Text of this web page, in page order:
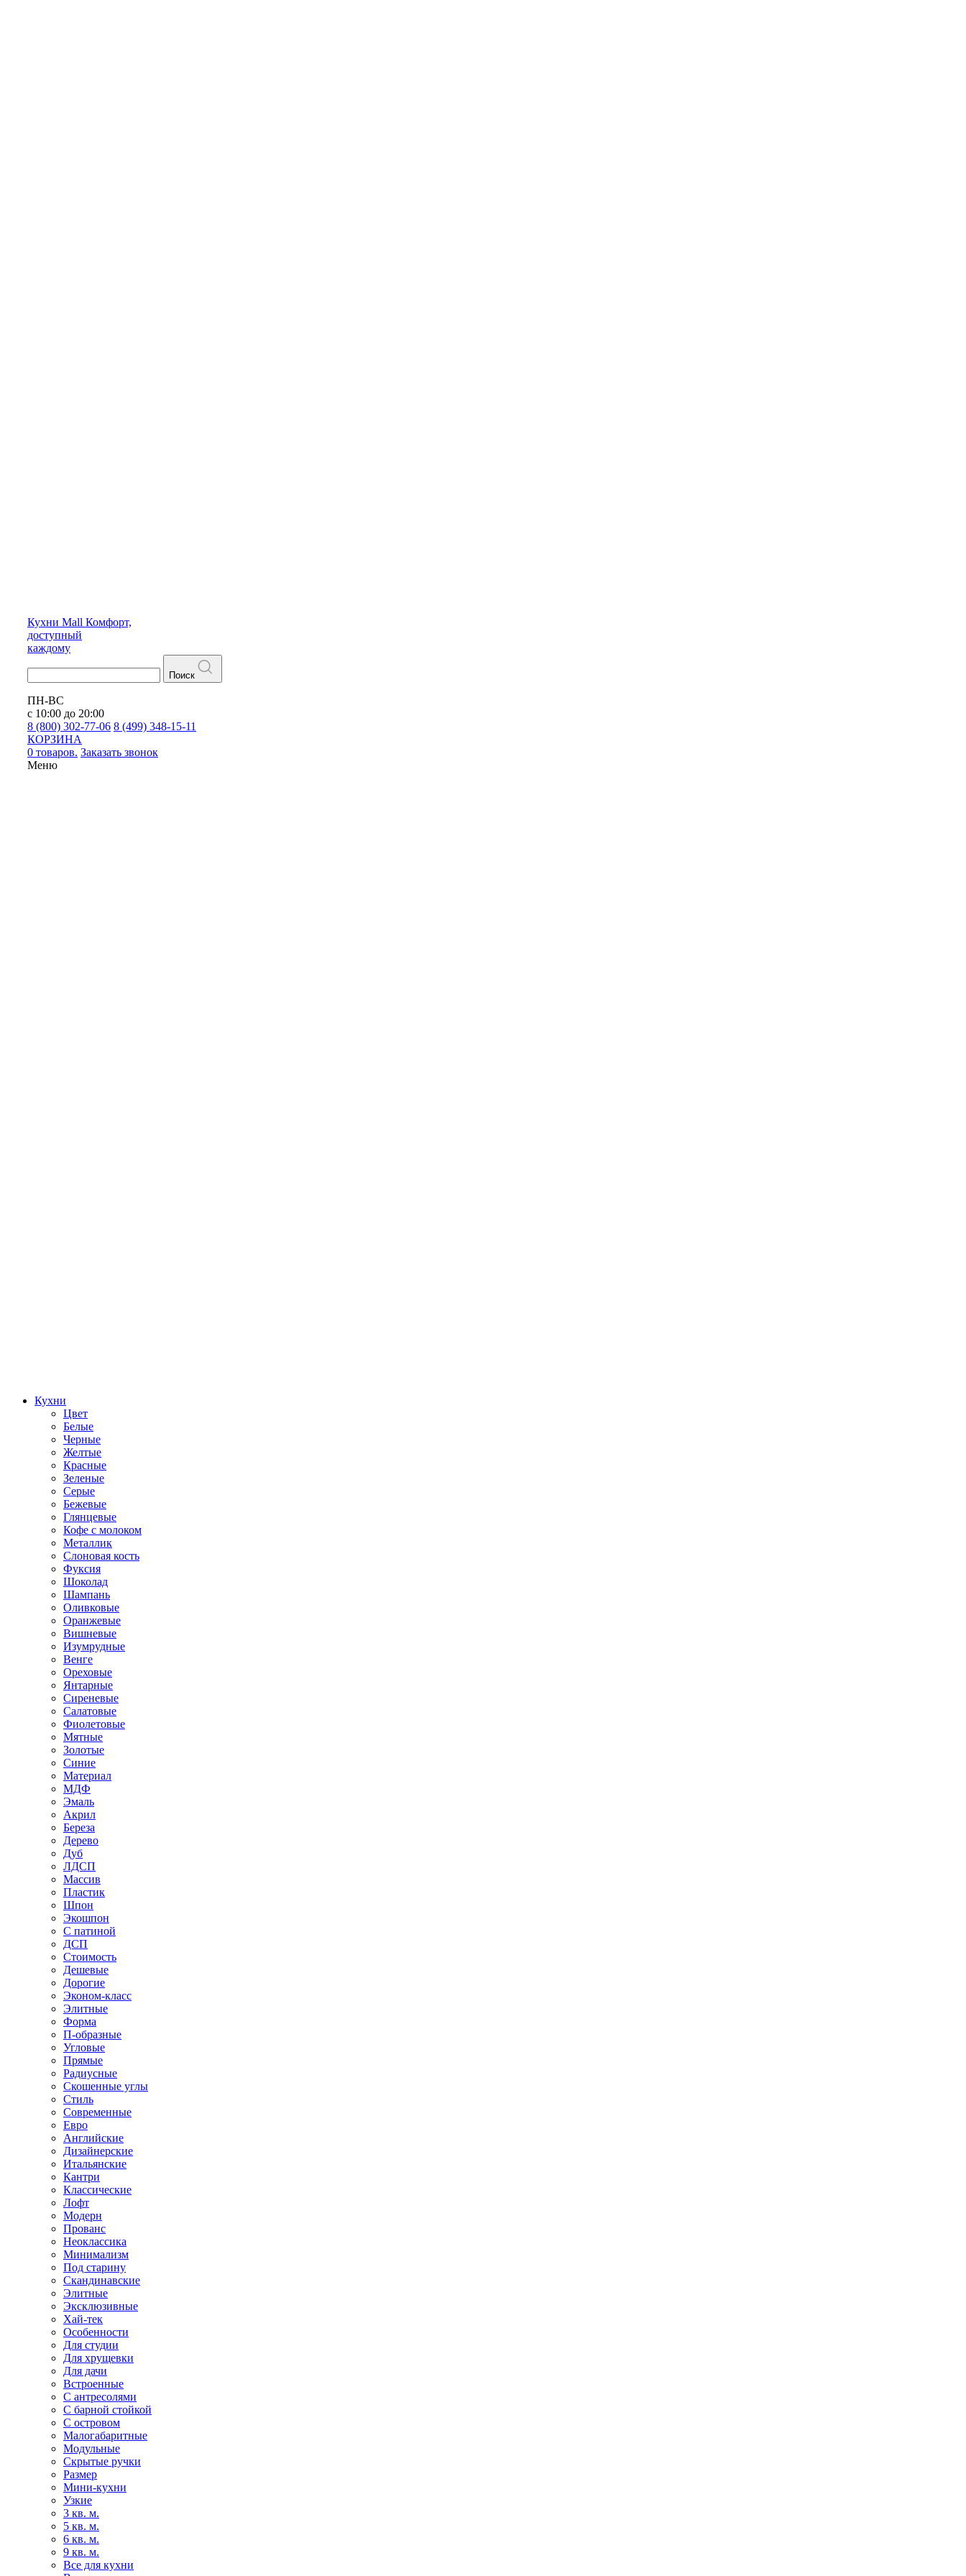
Кухни Mall Комфорт,
доступный
каждому
Поиск
ПН-ВС
с 10:00 до 20:00
8 (800) 302-77-06 8 (499) 348-15-11
КОРЗИНА
0 товаров. Заказать звонок
Меню
Кухни
Цвет
Белые
Черные
Желтые
Красные
Зеленые
Серые
Бежевые
Глянцевые
Кофе с молоком
Металлик
Слоновая кость
Фуксия
Шоколад
Шампань
Оливковые
Оранжевые
Вишневые
Изумрудные
Венге
Ореховые
Янтарные
Сиреневые
Салатовые
Фиолетовые
Мятные
Золотые
Синие
Материал
МДФ
Эмаль
Акрил
Береза
Дерево
Дуб
ЛДСП
Массив
Пластик
Шпон
Экошпон
С патиной
ДСП
Стоимость
Дешевые
Дорогие
Эконом-класс
Элитные
Форма
П-образные
Угловые
Прямые
Радиусные
Скошенные углы
Стиль
Современные
Евро
Английские
Дизайнерские
Итальянские
Кантри
Классические
Лофт
Модерн
Прованс
Неоклассика
Минимализм
Под старину
Скандинавские
Элитные
Эксклюзивные
Хай-тек
Особенности
Для студии
Для хрущевки
Для дачи
Встроенные
С антресолями
С барной стойкой
С островом
Малогабаритные
Модульные
Скрытые ручки
Размер
Мини-кухни
Узкие
3 кв. м.
5 кв. м.
6 кв. м.
9 кв. м.
Все для кухни